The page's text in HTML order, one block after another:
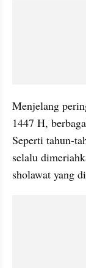
Menjelang
1447 H,
Seperti tahun-
selalu
sholawat yang